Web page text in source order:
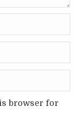
browser for